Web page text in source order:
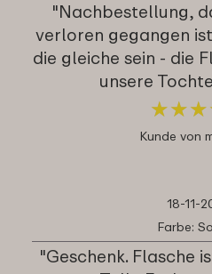
"Nachbestellung,
verloren gegangen
die gleiche sein - die
unsere
★★★
★★★
Kunde von
18-11-
Farbe:
"Geschenk. Flasche